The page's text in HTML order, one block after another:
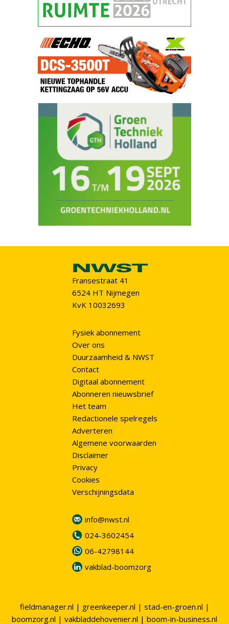
Fransestraat 41
6524 HT Nijmegen
KvK 10032693
Fysiek abonnement
Over ons
Duurzaamheid & NWST
Contact
Digitaal abonnement
Abonneren nieuwsbrief
Het team
Redactionele spelregels
Adverteren
Algemene voorwaarden
Disclaimer
Privacy
Cookies
Verschijningsdata
info@nwst.nl
024-3602454
06-42798144
vakblad-boomzorg
fieldmanager.nl | greenkeeper.nl | stad-en-groen.nl |
boomzorg.nl | vakbladdehovenier.nl | boom-in-business.nl